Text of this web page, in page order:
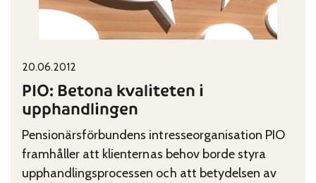
Published on:
20.06.2012
PIO: Betona kvaliteten i
upphandlingen
Pensionärsförbundens intresseorganisation PIO
framhåller att klienternas behov borde styra
upphandlingsprocessen och att betydelsen av
Categories: